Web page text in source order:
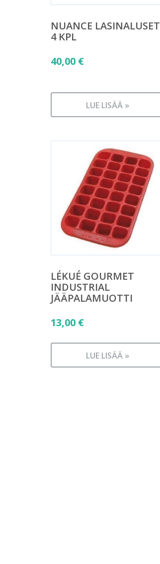
NUANCE LASINALUSET
4 KPL
40,00 €
LUE LISÄÄ »
LÉKUÉ GOURMET
INDUSTRIAL
JÄÄPALAMUOTTI
13,00 €
LUE LISÄÄ »